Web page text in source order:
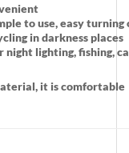
to use, easy
in darkness places
night lighting, fishing,
it is comfortable